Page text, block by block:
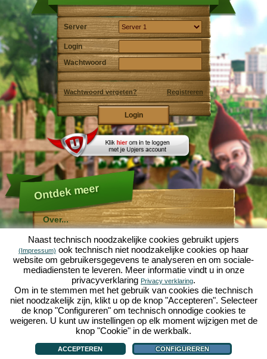
Server
Login
Wachtwoord
Wachtwoord vergeten? Registreren
Ontdek meer
Over...
Molehill Empire ...
... is een leuke economische simulatie, die draait om
een microcosmos tuin. Als gratis browersspel speelt
het af in je webbowers, zonder extra downloads of
software!
Met de hulp van een ijverige tuinkabouter, kun je zelf je
eigen tuin van Eden namaken. Sla, wortelen, aardbeien,
spinazie of uien - Je mag zelf beslissen welke planten je
wilt kweken. Bezoek de vriendelijke stedenTuinzicht en
Bloesemdorpom te handelen met andere spelers, het
kopen van nieuwe planten en decoraties om je tuin op
te fleuren, lever aan je klanten en zorg er voor dat je
goede vrienden wordt met je buren... anders wordt je
wakker en is je tuin omgeploegd door een leger mollen!
Forum|Hulp|Contact/Voorwaarden/Privacy|upjers GmbH|Cookies beheren
Naast technisch noodzakelijke cookies gebruikt upjers
(Impressum) ook technisch niet noodzakelijke cookies op haar
website om gebruikersgegevens te analyseren en om sociale-
mediadiensten te leveren. Meer informatie vindt u in onze
privacyverklaring Privacy verklaring.
Om in te stemmen met het gebruik van cookies die technisch
niet noodzakelijk zijn, klikt u op de knop "Accepteren". Selecteer
de knop "Configureren" om technisch onnodige cookies te
weigeren. U kunt uw instellingen op elk moment wijzigen met de
knop "Cookie" in de werkbalk.
ACCEPTEREN CONFIGUREREN